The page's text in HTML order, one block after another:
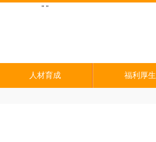
" "
人材育成 福利厚生